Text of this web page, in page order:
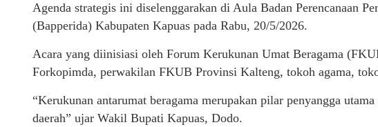
Agenda strategis ini diselenggarakan di Aula Badan Perencanaan
(Bapperida) Kabupaten Kapuas pada Rabu, 20/5/2026.
Acara yang diinisiasi oleh Forum Kerukunan Umat Beragama
Forkopimda, perwakilan FKUB Provinsi Kalteng, tokoh agama,
“Kerukunan antarumat beragama merupakan pilar penyangga
daerah” ujar Wakil Bupati Kapuas, Dodo.